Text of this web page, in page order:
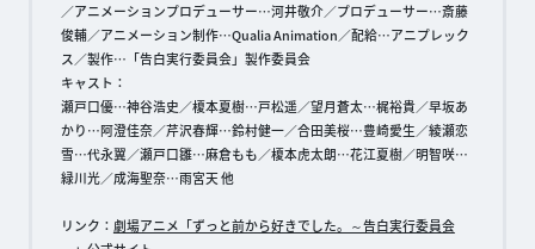
／アニメーションプロデューサー…河井敬介／プロデューサー…斎藤
俊輔／アニメーション制作…Qualia Animation／配給…アニプレック
ス／製作…「告白実行委員会」製作委員会
キャスト：
瀬戸口優…神谷浩史／榎本夏樹…戸松遥／望月蒼太…梶裕貴／早坂あ
かり…阿澄佳奈／芹沢春輝…鈴村健一／合田美桜…豊崎愛生／綾瀬恋
雪…代永翼／瀬戸口雛…麻倉もも／榎本虎太朗…花江夏樹／明智咲…
緑川光／成海聖奈…雨宮天 他
リンク： 劇場アニメ「ずっと前から好きでした。～告白実行委員会